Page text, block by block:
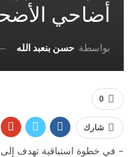
أضاحي
بواسطة حسن بنعبد الله
0
شارك
– في خطوة استباقية تهدف